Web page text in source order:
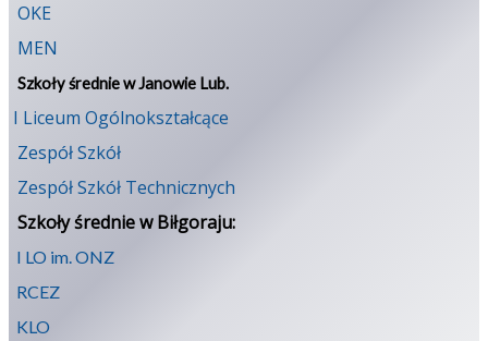
OKE
MEN
Szkoły średnie w Janowie Lub.
I Liceum Ogólnokształcące
Zespół Szkół
Zespół Szkół Technicznych
Szkoły średnie w Biłgoraju:
I LO im. ONZ
RCEZ
KLO